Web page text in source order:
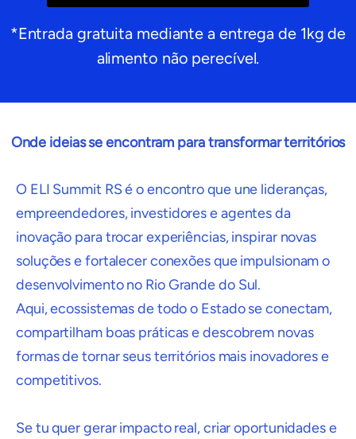
*Entrada gratuita mediante a entrega de 1kg de
alimento não perecível.
Onde ideias se encontram para transformar territórios
O ELI Summit RS é o encontro que une lideranças,
empreendedores, investidores e agentes da
inovação para trocar experiências, inspirar novas
soluções e fortalecer conexões que impulsionam o
desenvolvimento no Rio Grande do Sul.
Aqui, ecossistemas de todo o Estado se conectam,
compartilham boas práticas e descobrem novas
formas de tornar seus territórios mais inovadores e
competitivos.
Se tu quer gerar impacto real, criar oportunidades e